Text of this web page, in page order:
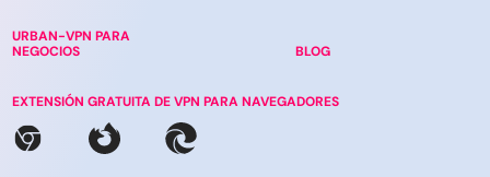
URBAN-VPN PARA
NEGOCIOS
BLOG
EXTENSIÓN GRATUITA DE VPN PARA NAVEGADORES